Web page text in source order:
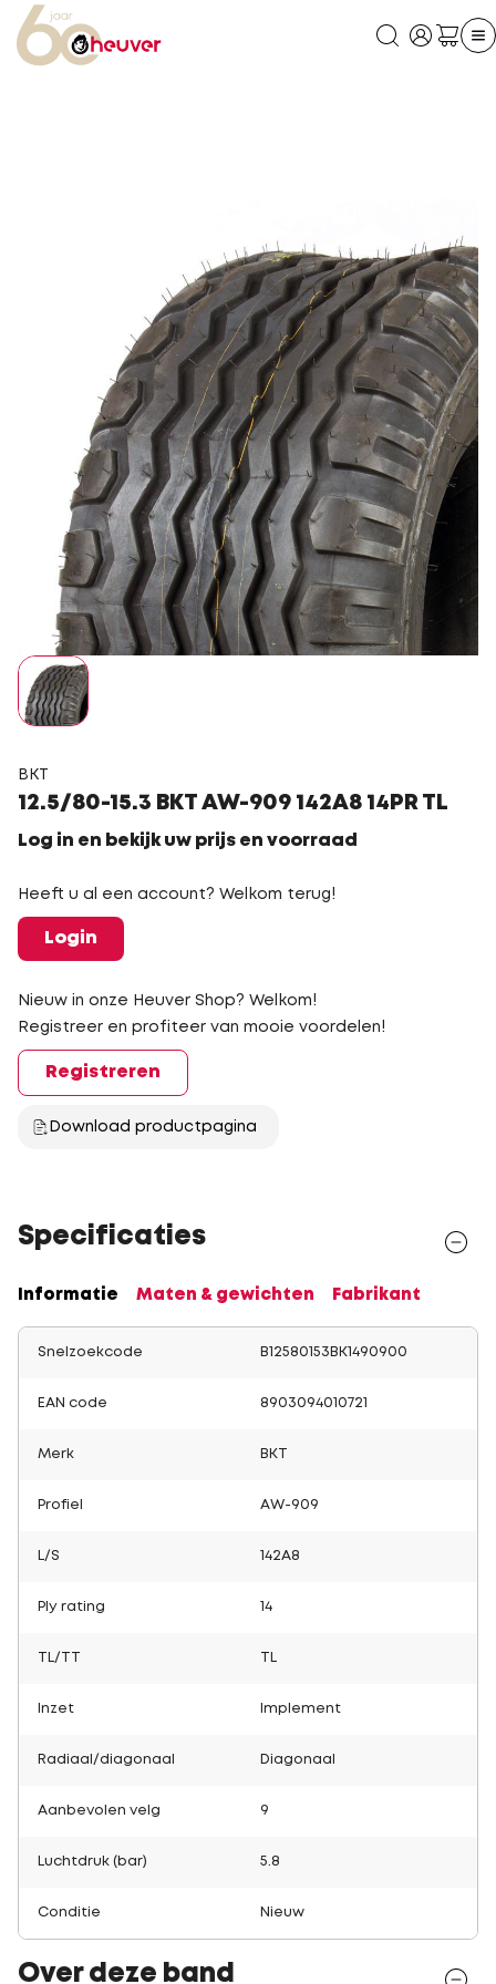
BKT
12.5/80-15.3 BKT AW-909 142A8 14PR TL
Log in en bekijk uw prijs en voorraad
Heeft u al een account? Welkom terug!
Login
Nieuw in onze Heuver Shop? Welkom!
Registreer en profiteer van mooie voordelen!
Registreren
Download productpagina
Specificaties
Informatie Maten & gewichten Fabrikant
Snelzoekcode B12580153BK1490900
EAN code 8903094010721
Merk BKT
Profiel AW-909
L/S 142A8
Ply rating 14
TL/TT
Inzet Implement
Radiaal/diagonaal Diagonaal
Aanbevolen velg 9
Luchtdruk (bar) 5.8
Conditie Nieuw
Over deze band